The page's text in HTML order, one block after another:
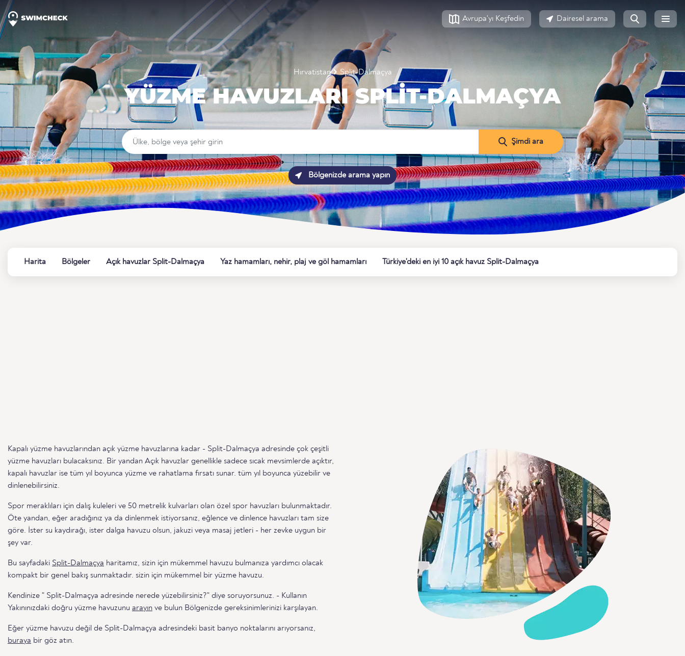
Avrupa'yı Keşfedin Dairesel arama
Hırvatistan Split-Dalmaçya
YÜZME HAVUZLARI SPLIT-DALMAÇYA
Şimdi ara
Bölgenizde arama yapın
Harita Bölgeler Açık havuzlar Split-Dalmaçya Yaz hamamları, nehir, plaj ve göl hamamları Türkiye'deki en iyi 10 açık havuz Split-Dalmaçya
Kapalı yüzme havuzlarından açık yüzme havuzlarına kadar - Split-Dalmaçya adresinde çok çeşitli
yüzme havuzları bulacaksınız. Bir yandan Açık havuzlar genellikle sadece sıcak mevsimlerde açıktır,
kapalı havuzlar ise tüm yıl boyunca yüzme ve rahatlama fırsatı sunar. tüm yıl boyunca yüzebilir ve
dinlenebilirsiniz.
Spor meraklıları için dalış kuleleri ve 50 metrelik kulvarları olan özel spor havuzları bulunmaktadır.
Öte yandan, eğer aradığınız ya da dinlenmek istiyorsanız, eğlence ve dinlence havuzları tam size
göre. İster su kaydırağı, ister dalga havuzu olsun, jakuzi veya masaj jetleri - her zevke uygun bir
şey var.
Bu sayfadaki Split-Dalmaçya haritamız, sizin için mükemmel havuzu bulmanıza yardımcı olacak
kompakt bir genel bakış sunmaktadır. sizin için mükemmel bir yüzme havuzu.
Kendinize " Split-Dalmaçya adresinde nerede yüzebilirsiniz?" diye soruyorsunuz. - Kullanın
Yakınınızdaki doğru yüzme havuzunu arayın ve bulun Bölgenizde gereksinimlerinizi karşılayan.
Eğer yüzme havuzu değil de Split-Dalmaçya adresindeki basit banyo noktalarını arıyorsanız,
buraya bir göz atın.